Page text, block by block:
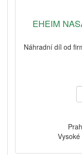
EHEIM
Náhradní díl od